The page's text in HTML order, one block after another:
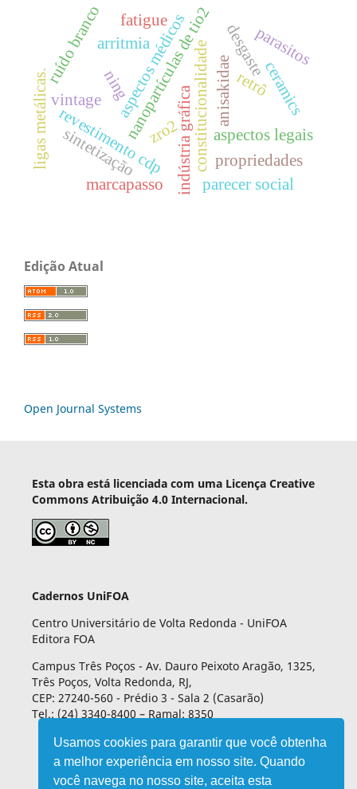
Usamos cookies para garantir que você obtenha
a melhor experiência em nosso site. Quando
você navega no nosso site, aceita esta
nanopartículas de tio2
ning constitucionalidade aspectos legais
aspectos médicos desgaste
revestimento cdp
vintage
retrô
arritmia
indústria gráfica
sintetização
ruído branco
anisakidae
parasitos
marcapasso
propriedades
ligas metálicas. ceramics
zro2
fatigue
parecer social
Edição Atual
Open Journal Systems
Esta obra está licenciada com uma Licença Creative
Commons Atribuição 4.0 Internacional.
Cadernos UniFOA
Centro Universitário de Volta Redonda - UniFOA
Editora FOA
Campus Três Poços - Av. Dauro Peixoto Aragão, 1325,
Três Poços, Volta Redonda, RJ,
CEP: 27240-560 - Prédio 3 - Sala 2 (Casarão)
Tel.: (24) 3340-8400 – Ramal: 8350